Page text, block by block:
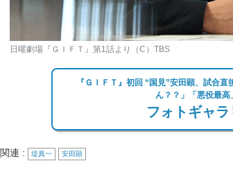
日曜劇場『ＧＩＦＴ』第1話より（C）TBS
『ＧＩＦＴ』初回 “国見”安田顕、試合
ん？？」「悪役最
フォトギャ
関連 : 堤真一 安田顕